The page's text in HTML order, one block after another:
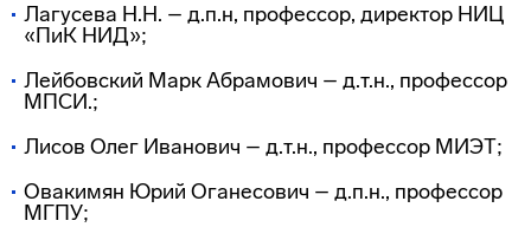
Лагусева Н.Н. – д.п.н, профессор, директор НИЦ
«ПиК НИД»;
Лейбовский Марк Абрамович – д.т.н., профессор
МПСИ.;
Лисов Олег Иванович – д.т.н., профессор МИЭТ;
Овакимян Юрий Оганесович – д.п.н., профессор
МГПУ;